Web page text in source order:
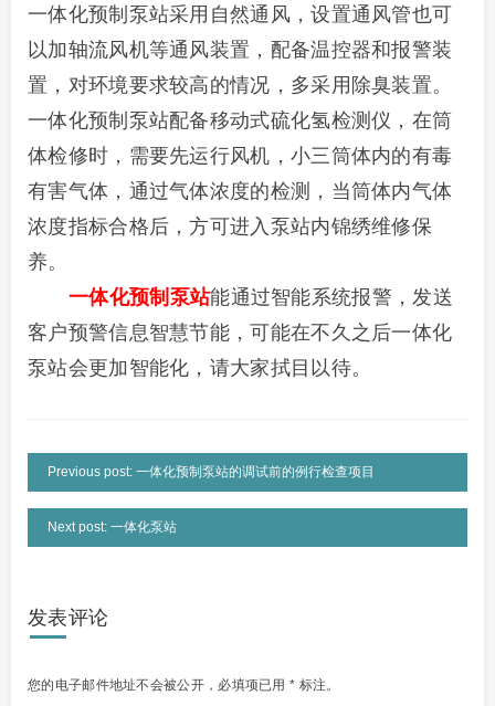
一体化预制泵站采用自然通风，设置通风管也可
以加轴流风机等通风装置，配备温控器和报警装
置，对环境要求较高的情况，多采用除臭装置。
一体化预制泵站配备移动式硫化氢检测仪，在筒
体检修时，需要先运行风机，小三筒体内的有毒
有害气体，通过气体浓度的检测，当筒体内气体
浓度指标合格后，方可进入泵站内锦绣维修保
养。
一体化预制泵站能通过智能系统报警，发送
客户预警信息智慧节能，可能在不久之后一体化
泵站会更加智能化，请大家拭目以待。
Previous post: 一体化预制泵站的调试前的例行检查项目
Next post: 一体化泵站
发表评论
您的电子邮件地址不会被公开， 必填项已用* 标注。